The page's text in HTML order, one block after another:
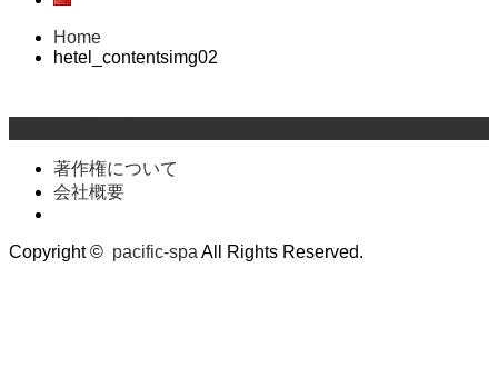
Home
hetel_contentsimg02
著作権について
会社概要
Copyright © pacific-spa All Rights Reserved.